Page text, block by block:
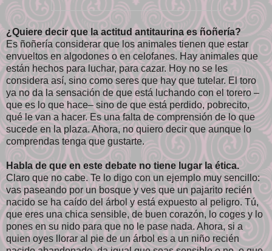
¿Quiere decir que la actitud antitaurina es ñoñería?
Es ñoñería considerar que los animales tienen que estar
envueltos en algodones o en celofanes. Hay animales que
están hechos para luchar, para cazar. Hoy no se les
considera así, sino como seres que hay que tutelar. El toro
ya no da la sensación de que está luchando con el torero –
que es lo que hace– sino de que está perdido, pobrecito,
qué le van a hacer. Es una falta de comprensión de lo que
sucede en la plaza. Ahora, no quiero decir que aunque lo
comprendas tenga que gustarte.
Habla de que en este debate no tiene lugar la ética.
Claro que no cabe. Te lo digo con un ejemplo muy sencillo:
vas paseando por un bosque y ves que un pajarito recién
nacido se ha caído del árbol y está expuesto al peligro. Tú,
que eres una chica sensible, de buen corazón, lo coges y lo
pones en su nido para que no le pase nada. Ahora, si a
quien oyes llorar al pie de un árbol es a un niño recién